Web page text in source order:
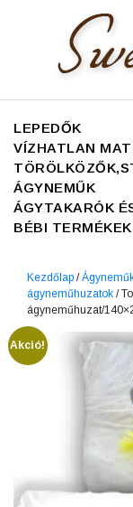
LEPEDŐK
VÍZHATLAN
ÁGYNEMŰK
ÁGYTAKARÓK
BÉBI TERMÉKEK
Kezdőlap /
ágyneműhuzatok /
ágyneműhuzat/
Akció!